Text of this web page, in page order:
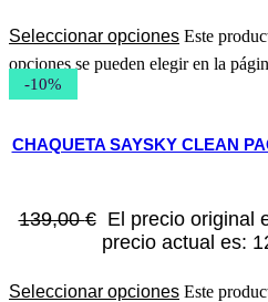
Seleccionar opciones Este
opciones se pueden elegir en la
-10%
CHAQUETA SAYSKY CLEAN
139,00€ El precio original
precio actual es:
Seleccionar opciones Este